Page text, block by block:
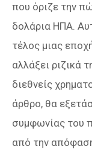
που όριζε την
δολάρια ΗΠΑ.
τέλος μιας
αλλάξει ριζικά
διεθνείς
άρθρο, θα
συμφωνίας του
από την